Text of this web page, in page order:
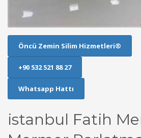
Öncü Zemin Silim Hizmetleri®
+90 532 521 88 27
Whatsapp Hattı
istanbul Fatih